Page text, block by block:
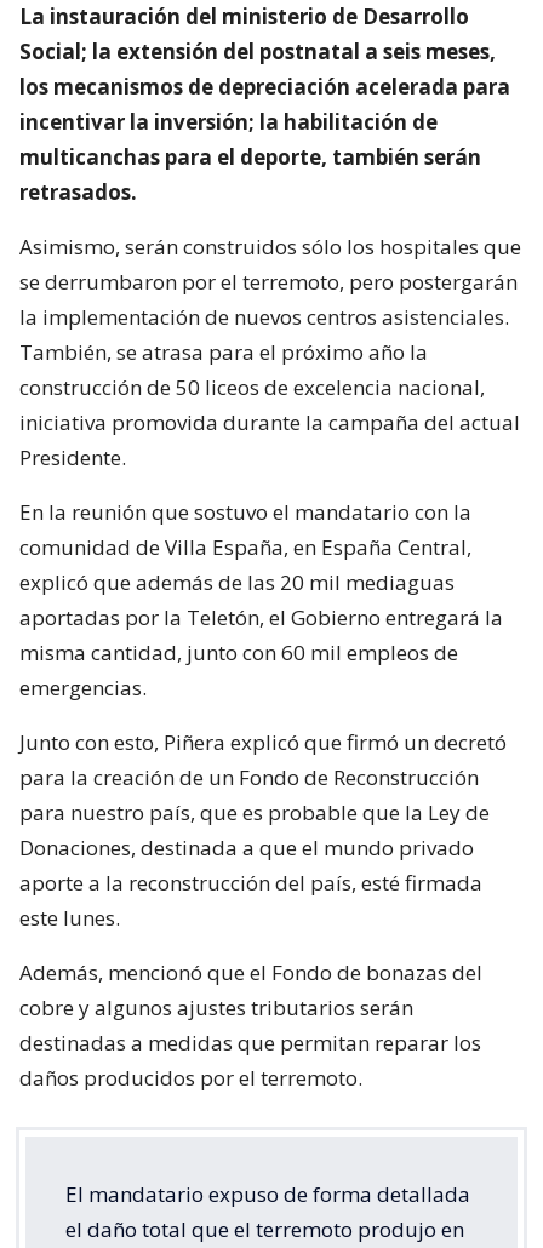
La instauración del ministerio de Desarrollo
Social; la extensión del postnatal a seis meses,
los mecanismos de depreciación acelerada para
incentivar la inversión; la habilitación de
multicanchas para el deporte, también serán
retrasados.
Asimismo, serán construidos sólo los hospitales que
se derrumbaron por el terremoto, pero postergarán
la implementación de nuevos centros asistenciales.
También, se atrasa para el próximo año la
construcción de 50 liceos de excelencia nacional,
iniciativa promovida durante la campaña del actual
Presidente.
En la reunión que sostuvo el mandatario con la
comunidad de Villa España, en España Central,
explicó que además de las 20 mil mediaguas
aportadas por la Teletón, el Gobierno entregará la
misma cantidad, junto con 60 mil empleos de
emergencias.
Junto con esto, Piñera explicó que firmó un decretó
para la creación de un Fondo de Reconstrucción
para nuestro país, que es probable que la Ley de
Donaciones, destinada a que el mundo privado
aporte a la reconstrucción del país, esté firmada
este lunes.
Además, mencionó que el Fondo de bonazas del
cobre y algunos ajustes tributarios serán
destinadas a medidas que permitan reparar los
daños producidos por el terremoto.
El mandatario expuso de forma detallada
el daño total que el terremoto produjo en